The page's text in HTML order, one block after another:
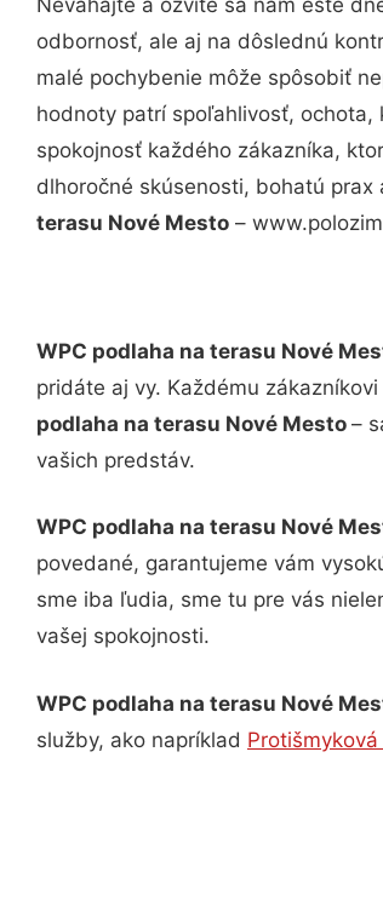
Neváhajte a ozvite sa nám ešte
odbornosť, ale aj na dôslednú
malé pochybenie môže spôsobiť
hodnoty patrí spoľahlivosť, ochota,
spokojnosť každého zákazníka,
dlhoročné skúsenosti, bohatú prax
terasu Nové Mesto –
WPC podlaha na terasu Nové
pridáte aj vy. Každému
podlaha na terasu Nové Mesto –
vašich predstáv.
WPC podlaha na terasu Nové
povedané, garantujeme vám
sme iba ľudia, sme tu pre vás
vašej spokojnosti.
WPC podlaha na terasu Nové
služby, ako napríklad